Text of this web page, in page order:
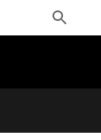
Toggle
Search